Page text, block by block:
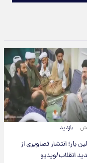
بازدید
بار؛ انتشار تصاویری از
انقلاب/ویدیو